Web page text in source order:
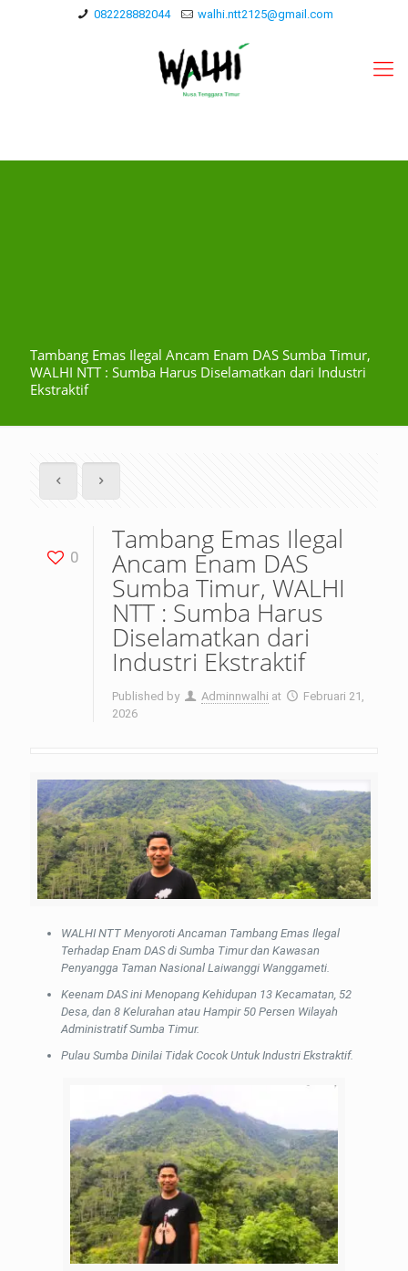
082228882044 walhi.ntt2125@gmail.com
Tambang Emas Ilegal Ancam Enam DAS Sumba Timur,
WALHI NTT : Sumba Harus Diselamatkan dari Industri
Ekstraktif
0
Tambang Emas Ilegal
Ancam Enam DAS
Sumba Timur, WALHI
NTT : Sumba Harus
Diselamatkan dari
Industri Ekstraktif
Published by Adminnwalhi at
Februari 21,
2026
WALHI NTT Menyoroti Ancaman Tambang Emas Ilegal
Terhadap Enam DAS di Sumba Timur dan Kawasan
Penyangga Taman Nasional Laiwanggi Wanggameti.
Keenam DAS ini Menopang Kehidupan 13 Kecamatan, 52
Desa, dan 8 Kelurahan atau Hampir 50 Persen Wilayah
Administratif Sumba Timur.
Pulau Sumba Dinilai Tidak Cocok Untuk Industri Ekstraktif.